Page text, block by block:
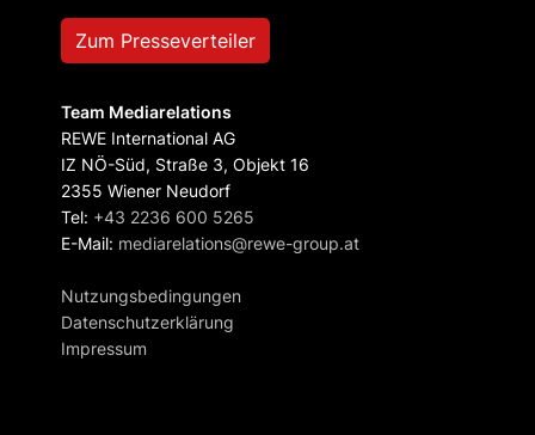
Zum Presseverteiler
Team Mediarelations
REWE International AG
IZ NÖ-Süd, Straße 3, Objekt 16
2355 Wiener Neudorf
Tel: +43 2236 600 5265
E-Mail: mediarelations@rewe-group.at
Nutzungsbedingungen
Datenschutzerklärung
Impressum